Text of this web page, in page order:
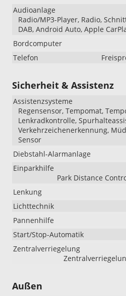
Audioanlage
Radio/MP3-Player, Radio,
DAB, Android Auto, Apple
Bordcomputer
Telefon
Sicherheit & Assistenz
Assistenzsysteme
Regensensor, Tempomat,
Lenkradkontrolle,
Verkehrzeichenerkennung,
Sensor
Diebstahl-Alarmanlage
Einparkhilfe
Park Distance
Lenkung
Lichttechnik
Pannenhilfe
Start/Stop-Automatik
Zentralverriegelung
Außen